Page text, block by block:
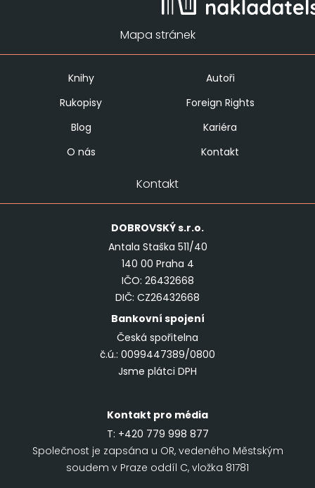
Mapa stránek
Knihy
Autoři
Rukopisy
Foreign Rights
Blog
Kariéra
O nás
Kontakt
Kontakt
DOBROVSKÝs.r.o.
Antala Staška 511/40
140 00 Praha 4
IČO: 26432668
DIČ: CZ26432668
Bankovní spojení
Česká spořitelna
č.ú.: 0099447389/0800
Jsme plátci DPH
Kontakt pro média
T: +420 779 998 877
Společnost je zapsána u OR, vedeného Městským
soudem v Praze oddíl C, vložka 81781